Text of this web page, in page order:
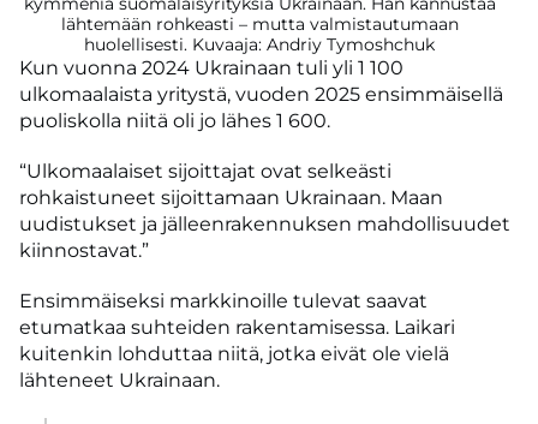
lähtemään rohkeasti – mutta valmistautumaan
huolellisesti. Kuvaaja: Andriy Tymoshchuk
Kun vuonna 2024 Ukrainaan tuli yli 1 100
ulkomaalaista yritystä, vuoden 2025 ensimmäisellä
puoliskolla niitä oli jo lähes 1 600.
“Ulkomaalaiset sijoittajat ovat selkeästi
rohkaistuneet sijoittamaan Ukrainaan. Maan
uudistukset ja jälleenrakennuksen mahdollisuudet
kiinnostavat.”
Ensimmäiseksi markkinoille tulevat saavat
etumatkaa suhteiden rakentamisessa. Laikari
kuitenkin lohduttaa niitä, jotka eivät ole vielä
lähteneet Ukrainaan.